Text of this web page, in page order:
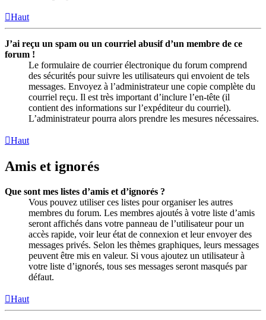
Haut
J’ai reçu un spam ou un courriel abusif d’un membre de ce
forum !
Le formulaire de courrier électronique du forum comprend
des sécurités pour suivre les utilisateurs qui envoient de tels
messages. Envoyez à l’administrateur une copie complète du
courriel reçu. Il est très important d’inclure l’en-tête (il
contient des informations sur l’expéditeur du courriel).
L’administrateur pourra alors prendre les mesures nécessaires.
Haut
Amis et ignorés
Que sont mes listes d’amis et d’ignorés ?
Vous pouvez utiliser ces listes pour organiser les autres
membres du forum. Les membres ajoutés à votre liste d’amis
seront affichés dans votre panneau de l’utilisateur pour un
accès rapide, voir leur état de connexion et leur envoyer des
messages privés. Selon les thèmes graphiques, leurs messages
peuvent être mis en valeur. Si vous ajoutez un utilisateur à
votre liste d’ignorés, tous ses messages seront masqués par
défaut.
Haut